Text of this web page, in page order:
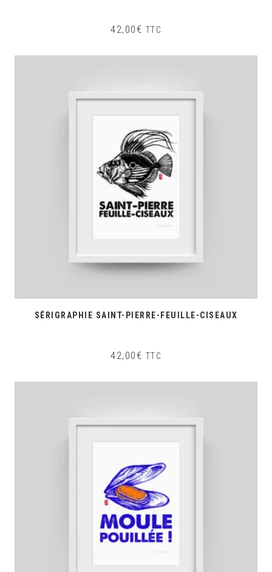
42,00€ TTC
SÉRIGRAPHIE SAINT-PIERRE-FEUILLE-CISEAUX
42,00€ TTC